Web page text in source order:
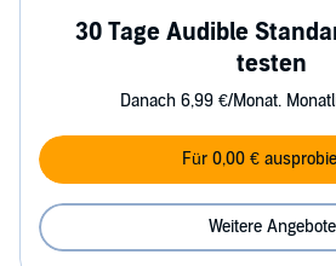
30 Tage Audible
testen
Danach 6,99 €/Monat.
Für 0,00 €
Weitere Angebote